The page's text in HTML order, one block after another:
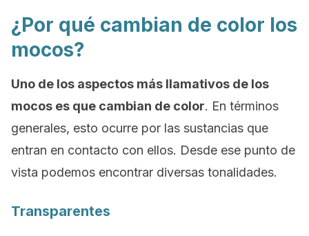
¿Por qué cambian de color los
mocos?
Uno de los aspectos más llamativos de los
mocos es que cambian de color. En términos
generales, esto ocurre por las sustancias que
entran en contacto con ellos. Desde ese punto de
vista podemos encontrar diversas tonalidades.
Transparentes